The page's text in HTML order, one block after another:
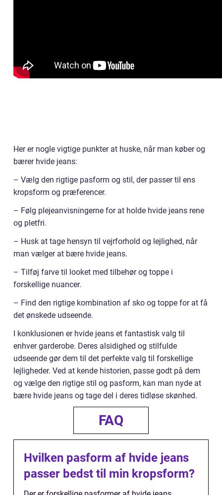
Her er nogle vigtige punkter at huske, når man køber og
bærer hvide jeans:
– Vælg den rigtige pasform og stil, der passer til ens
kropsform og præferencer.
– Følg plejeanvisningerne for at holde hvide jeans rene
og pletfri.
– Husk at tage hensyn til vejrforhold og lejlighed, når
man vælger at bære hvide jeans.
– Tilføj farve til looket med tilbehør og toppe i
forskellige nuancer.
– Find den rigtige kombination af sko og toppe for at få
det ønskede udseende.
I konklusionen er hvide jeans et fantastisk valg til
enhver garderobe. Deres alsidighed og stilfulde
udseende gør dem til det perfekte valg til forskellige
lejligheder. Ved at kende historien, passe godt på dem
og vælge den rigtige stil og pasform, kan man nyde at
bære hvide jeans og tage del i deres tidløse skønhed.
FAQ
Hvilken pasform af hvide jeans
passer bedst til min kropsform?